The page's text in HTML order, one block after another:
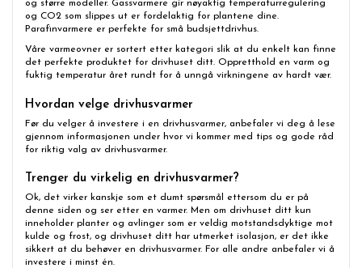
og større modeller. Gassvarmere gir nøyaktig temperaturregulering
og CO2 som slippes ut er fordelaktig for plantene dine.
Parafinvarmere er perfekte for små budsjettdrivhus.
Våre varmeovner er sortert etter kategori slik at du enkelt kan finne
det perfekte produktet for drivhuset ditt. Oppretthold en varm og
fuktig temperatur året rundt for å unngå virkningene av hardt vær.
Hvordan velge drivhusvarmer
Før du velger å investere i en drivhusvarmer, anbefaler vi deg å lese
gjennom informasjonen under hvor vi kommer med tips og gode råd
for riktig valg av drivhusvarmer.
Trenger du virkelig en drivhusvarmer?
Ok, det virker kanskje som et dumt spørsmål ettersom du er på
denne siden og ser etter en varmer. Men om drivhuset ditt kun
inneholder planter og avlinger som er veldig motstandsdyktige mot
kulde og frost, og drivhuset ditt har utmerket isolasjon, er det ikke
sikkert at du behøver en drivhusvarmer. For alle andre anbefaler vi å
investere i minst én.